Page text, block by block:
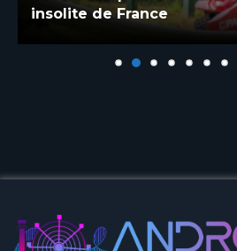
insolite de France